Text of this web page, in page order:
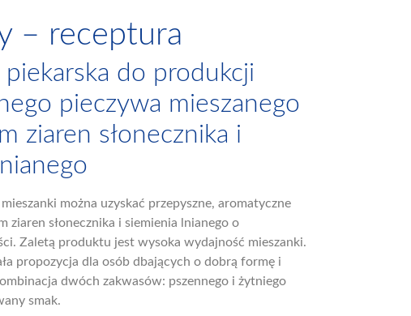
– receptura
piekarska do produkcji
pieczywa mieszanego
ziaren słonecznika i
można uzyskać przepyszne, aromatyczne
ziaren słonecznika i siemienia lnianego o
Zaletą produktu jest wysoka wydajność mieszanki.
propozycja dla osób dbających o dobrą formę i
dwóch zakwasów: pszennego i żytniego
smak.